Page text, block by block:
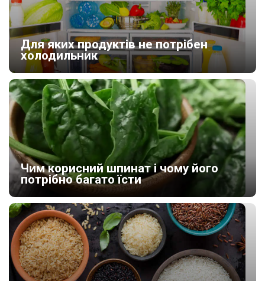
Для яких продуктів не потрібен
холодильник
Чим корисний шпинат і чому його
потрібно багато їсти